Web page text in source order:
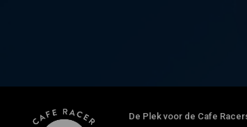
De Plek voor de Cafe